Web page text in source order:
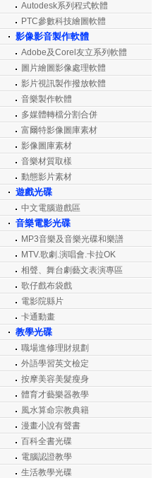
Autodesk系列程式軟體
PTC參數科技繪圖軟體
影像影音製作軟體
Adobe及Corel友立系列軟體
圖片繪圖影像處理軟體
影片視訊製作撥放軟體
音樂製作軟體
多媒體轉檔分割合併
富爾特影像圖庫素材
影像圖庫素材
音樂材質取樣
動態影片素材
遊戲光碟
中文電腦遊戲區
音樂電影光碟
MP3音樂及音樂光碟和樂譜
MTV.歌劇.演唱會.卡拉OK
相聲、舞台劇藝文表演專區
歌仔戲布袋戲
電影院縣片
卡通動畫
教學光碟
職場進修理財規劃
外語學習英文檢定
按摩美容美髮瘦身
體育才藝樂器教學
風水算命宗教典籍
漫畫小說有聲書
百科全書光碟
電腦認證教學
生活教學光碟